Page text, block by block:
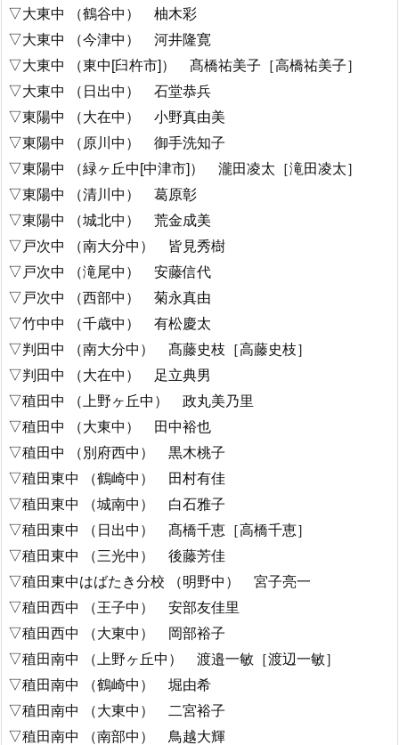
▽大東中 （鶴谷中） 柚木彩
▽大東中 （今津中） 河井隆寛
▽大東中 （東中[臼杵市]） 髙橋祐美子［高橋祐美子］
▽大東中 （日出中） 石堂恭兵
▽東陽中 （大在中） 小野真由美
▽東陽中 （原川中） 御手洗知子
▽東陽中 （緑ヶ丘中[中津市]） 瀧田凌太［滝田凌太］
▽東陽中 （清川中） 葛原彰
▽東陽中 （城北中） 荒金成美
▽戸次中 （南大分中） 皆見秀樹
▽戸次中 （滝尾中） 安藤信代
▽戸次中 （西部中） 菊永真由
▽竹中中 （千歳中） 有松慶太
▽判田中 （南大分中） 髙藤史枝［高藤史枝］
▽判田中 （大在中） 足立典男
▽稙田中 （上野ヶ丘中） 政丸美乃里
▽稙田中 （大東中） 田中裕也
▽稙田中 （別府西中） 黒木桃子
▽稙田東中 （鶴崎中） 田村有佳
▽稙田東中 （城南中） 白石雅子
▽稙田東中 （日出中） 髙橋千恵［高橋千恵］
▽稙田東中 （三光中） 後藤芳佳
▽稙田東中はばたき分校 （明野中） 宮子亮一
▽稙田西中 （王子中） 安部友佳里
▽稙田西中 （大東中） 岡部裕子
▽稙田南中 （上野ヶ丘中） 渡邉一敏［渡辺一敏］
▽稙田南中 （鶴崎中） 堀由希
▽稙田南中 （大東中） 二宮裕子
▽稙田南中 （南部中） 鳥越大輝